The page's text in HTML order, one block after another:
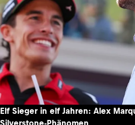
Elf Sieger in elf Jahren: Alex
Silverstone-Phänomen